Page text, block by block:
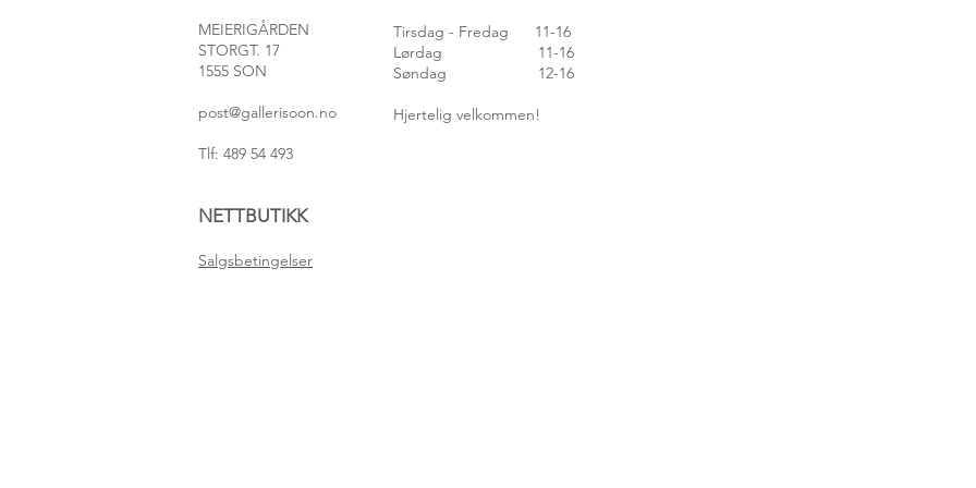
MEIERIGÅRDEN
STORGT. 17
1555 SON
post@gallerisoon.no
Tlf: 489 54 493
NETTBUTIKK
Salgsbetingelser
Tirsdag - Fredag 11-16
Lørdag 11-16
Søndag 12-16
Hjertelig velkommen!